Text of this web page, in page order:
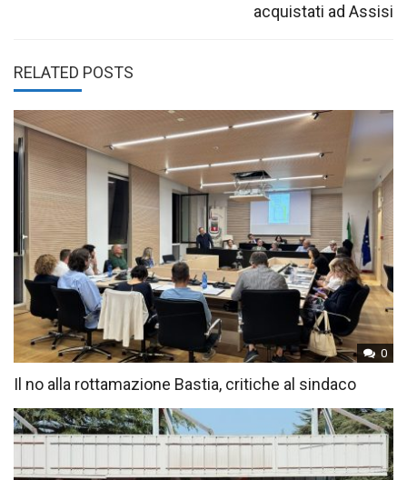
acquistati ad Assisi
RELATED POSTS
0
Il no alla rottamazione Bastia, critiche al sindaco